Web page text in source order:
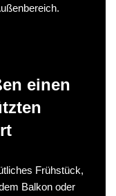
einen
Frühstück,
Balkon oder